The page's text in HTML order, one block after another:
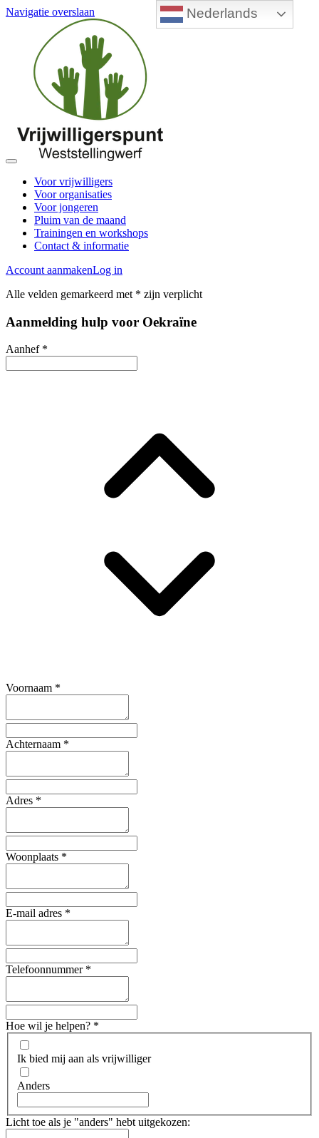
Nederlands
Navigatie overslaan
Voor vrijwilligers
Voor organisaties
Voor jongeren
Pluim van de maand
Trainingen en workshops
Contact & informatie
Account aanmakenLog in
Alle velden gemarkeerd met * zijn verplicht
Aanmelding hulp voor Oekraïne
Aanhef *
Voornaam *
Achternaam *
Adres *
Woonplaats *
E-mail adres *
Telefoonnummer *
Hoe wil je helpen? *
Ik bied mij aan als vrijwilliger
Anders
Licht toe als je "anders" hebt uitgekozen: